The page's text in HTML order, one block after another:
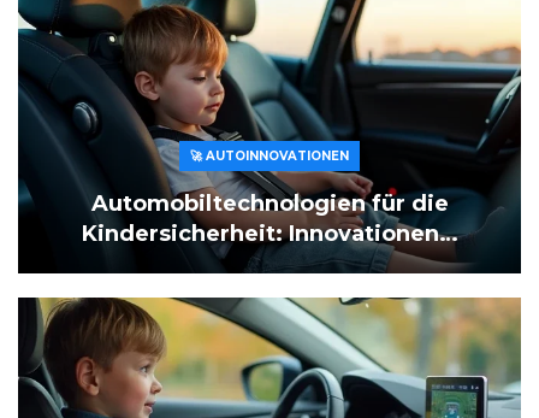
🚀 AUTOINNOVATIONEN
Automobiltechnologien für die
Kindersicherheit: Innovationen…